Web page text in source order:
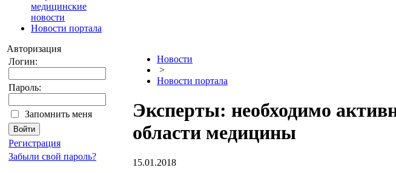
медицинские
новости
Новости портала
Авторизация
Логин:
Пароль:
Запомнить меня
Регистрация
Забыли свой пароль?
Новости
>
Новости портала
Эксперты: необходимо
области медицины
15.01.2018